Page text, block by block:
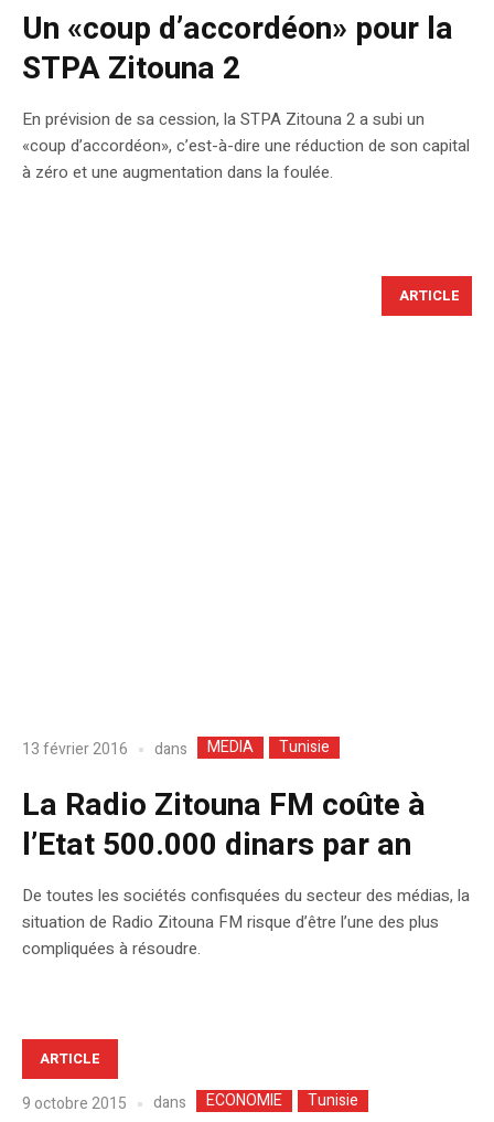
Un «coup d’accordéon» pour la
STPA Zitouna 2
En prévision de sa cession, la STPA Zitouna 2 a subi un
«coup d’accordéon», c’est-à-dire une réduction de son capital
à zéro et une augmentation dans la foulée.
ARTICLE
13 février 2016 dans MEDIA Tunisie
La Radio Zitouna FM coûte à
l’Etat 500.000 dinars par an
De toutes les sociétés confisquées du secteur des médias, la
situation de Radio Zitouna FM risque d’être l’une des plus
compliquées à résoudre.
ARTICLE
9 octobre 2015 dans ECONOMIE Tunisie